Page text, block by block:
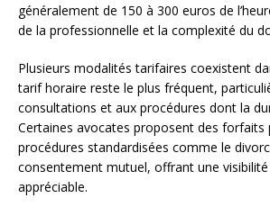
généralement de 150 à 300 euros de
de la professionnelle et la complexité du
Plusieurs modalités tarifaires coexistent
tarif horaire reste le plus fréquent,
consultations et aux procédures dont la
Certaines avocates proposent des forfaits
procédures standardisées comme le
consentement mutuel, offrant une
appréciable.